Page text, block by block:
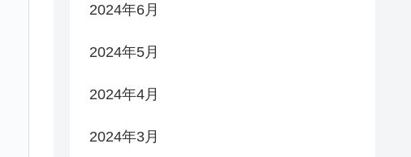
2024年6月
2024年5月
2024年4月
2024年3月